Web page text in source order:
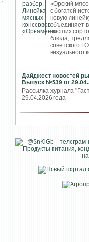
«Орский
с богатой
новую
объединяет
высших
блюда,
советского
визуального
Дайджест новостей
Выпуск №539 от
Рассылка журнала
29.04.2026 года